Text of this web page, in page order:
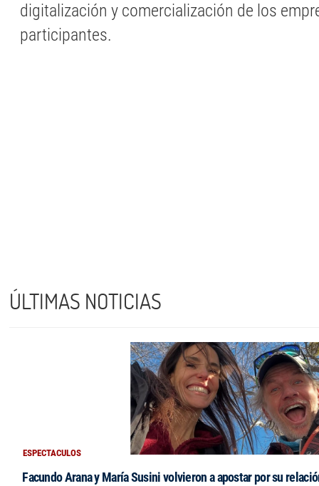
digitalización y comercialización de los
participantes.
ÚLTIMAS NOTICIAS
ESPECTACULOS
Facundo Arana y María Susini volvieron a apostar por su